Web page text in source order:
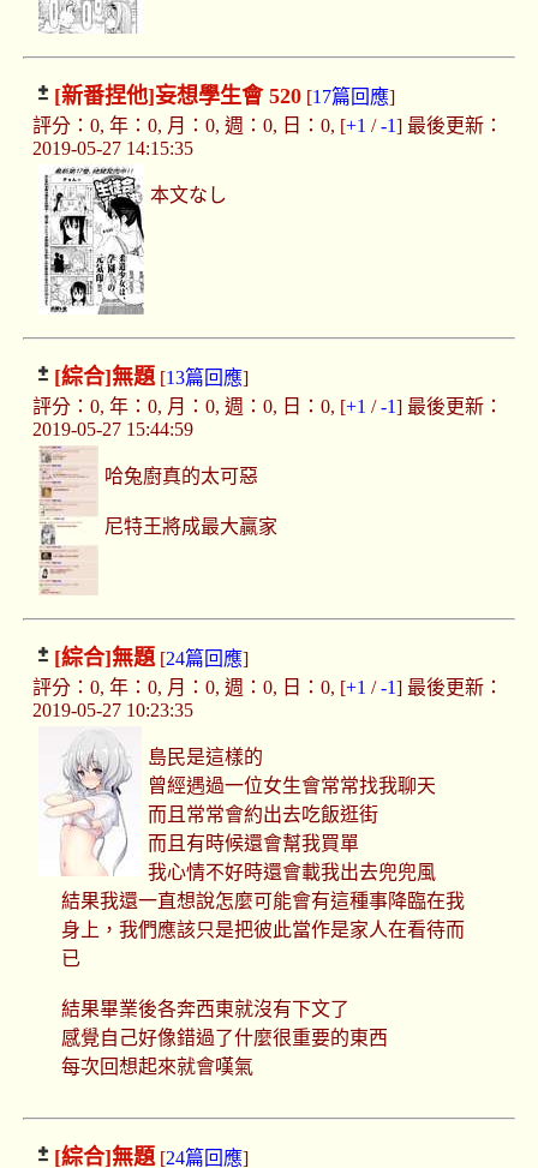
[新番捏他]妄想學生會 520[17篇回應]
評分：0, 年：0, 月：0, 週：0, 日：0, [+1 /-1] 最後更新：
2019-05-27 14:15:35
本文なし
[綜合]無題[13篇回應]
評分：0, 年：0, 月：0, 週：0, 日：0, [+1 /-1] 最後更新：
2019-05-27 15:44:59
哈兔廚真的太可惡
尼特王將成最大贏家
[綜合]無題[24篇回應]
評分：0, 年：0, 月：0, 週：0, 日：0, [+1 /-1] 最後更新：
2019-05-27 10:23:35
島民是這樣的
曾經遇過一位女生會常常找我聊天
而且常常會約出去吃飯逛街
而且有時候還會幫我買單
我心情不好時還會載我出去兜兜風
結果我還一直想說怎麼可能會有這種事降臨在我
身上，我們應該只是把彼此當作是家人在看待而
已
結果畢業後各奔西東就沒有下文了
感覺自己好像錯過了什麼很重要的東西
每次回想起來就會嘆氣
[綜合]無題[24篇回應]